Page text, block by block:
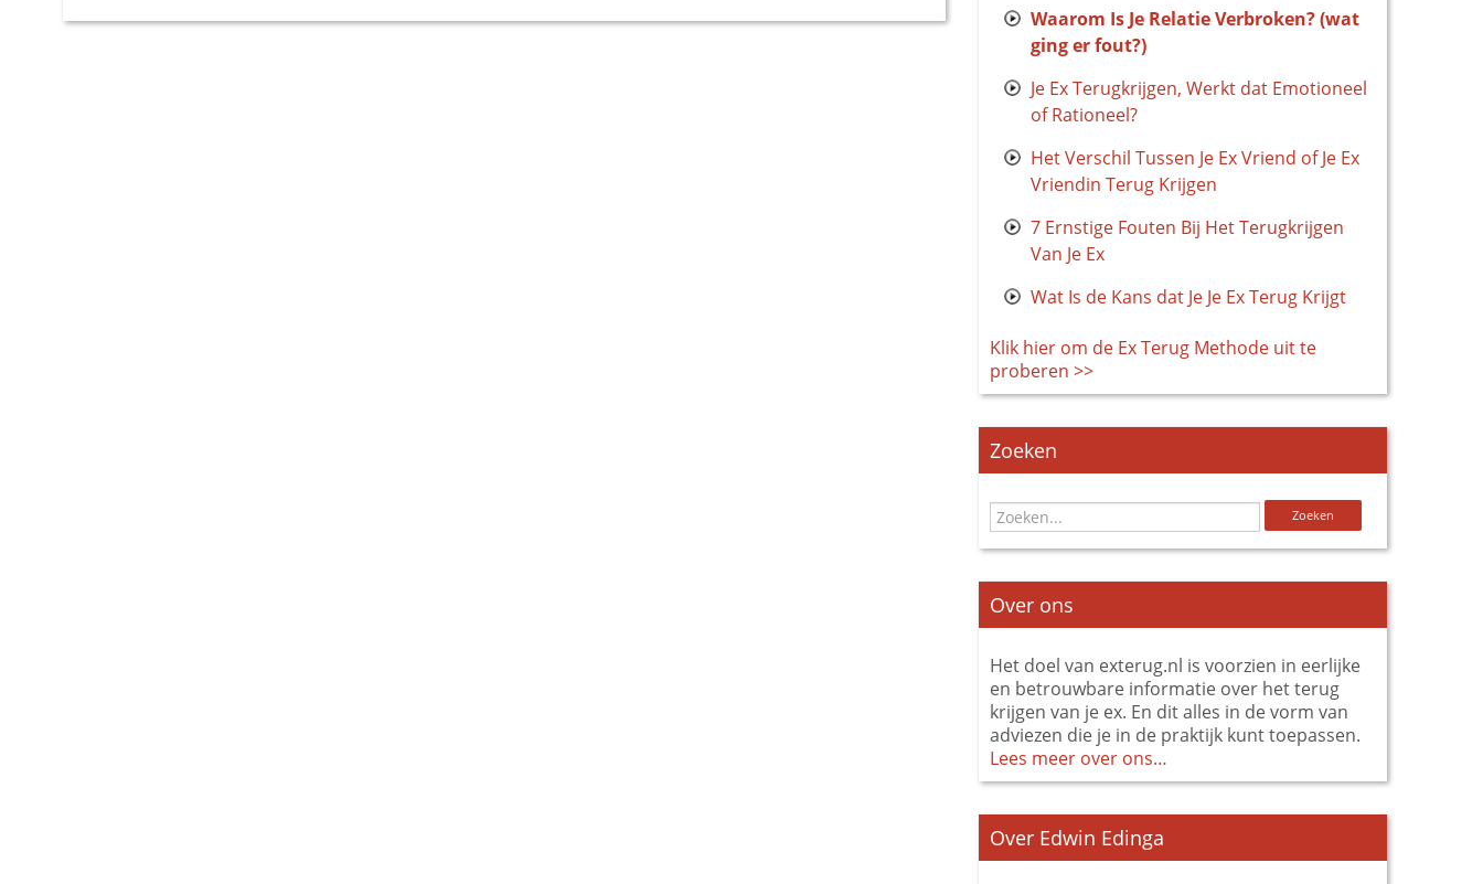
Waarom Is Je Relatie Verbroken? (wat
ging er fout?)
Je Ex Terugkrijgen, Werkt dat Emotioneel
of Rationeel?
Het Verschil Tussen Je Ex Vriend of Je Ex
Vriendin Terug Krijgen
7 Ernstige Fouten Bij Het Terugkrijgen
Van Je Ex
Wat Is de Kans dat Je Je Ex Terug Krijgt
Klik hier om de Ex Terug Methode uit te
proberen >>
Zoeken
Over ons
Het doel van exterug.nl is voorzien in eerlijke
en betrouwbare informatie over het terug
krijgen van je ex. En dit alles in de vorm van
adviezen die je in de praktijk kunt toepassen.
Lees meer over ons…
Over Edwin Edinga